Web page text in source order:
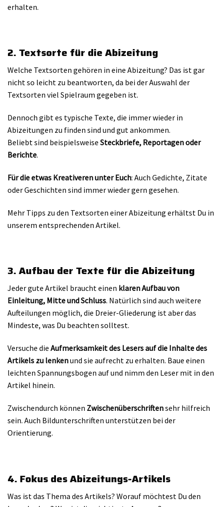
erhalten.
2. Textsorte für die Abizeitung
Welche Textsorten gehören in eine Abizeitung? Das ist gar
nicht so leicht zu beantworten, da bei der Auswahl der
Textsorten viel Spielraum gegeben ist.
Dennoch gibt es typische Texte, die immer wieder in
Abizeitungen zu finden sind und gut ankommen.
Beliebt sind beispielsweise Steckbriefe, Reportagen oder
Berichte.
Für die etwas Kreativeren unter Euch: Auch Gedichte, Zitate
oder Geschichten sind immer wieder gern gesehen.
Mehr Tipps zu den Textsorten einer Abizeitung erhältst Du in
unserem entsprechenden Artikel.
3. Aufbau der Texte für die Abizeitung
Jeder gute Artikel braucht einen klaren Aufbau von
Einleitung, Mitte und Schluss. Natürlich sind auch weitere
Aufteilungen möglich, die Dreier-Gliederung ist aber das
Mindeste, was Du beachten solltest.
Versuche die Aufmerksamkeit des Lesers auf die Inhalte des
Artikels zu lenkenund sie aufrecht zu erhalten. Baue einen
leichten Spannungsbogen auf und nimm den Leser mit in den
Artikel hinein.
Zwischendurch können Zwischenüberschriftensehr hilfreich
sein. Auch Bildunterschriften unterstützen bei der
Orientierung.
4. Fokus des Abizeitungs-Artikels
Was ist das Thema des Artikels? Worauf möchtest Du den